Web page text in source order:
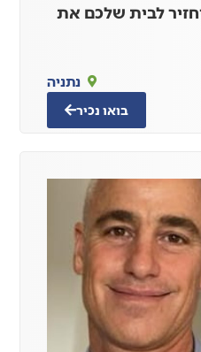
לבית שלכם את
נתניה
בואו נכיר